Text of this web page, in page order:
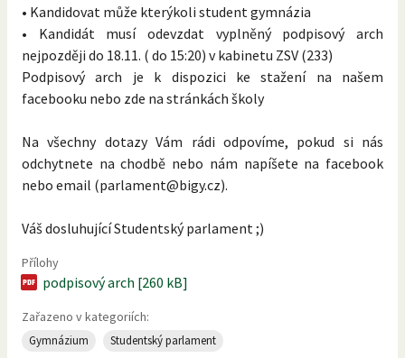
• Kandidovat může kterýkoli student gymnázia
• Kandidát musí odevzdat vyplněný podpisový arch
nejpozději do 18.11. ( do 15:20) v kabinetu ZSV (233)
Podpisový arch je k dispozici ke stažení na našem
facebooku nebo zde na stránkách školy
Na všechny dotazy Vám rádi odpovíme, pokud si nás
odchytnete na chodbě nebo nám napíšete na facebook
nebo email (parlament@bigy.cz).
Váš dosluhující Studentský parlament ;)
Přílohy
podpisový arch [260 kB]
Zařazeno v kategoriích:
Gymnázium Studentský parlament